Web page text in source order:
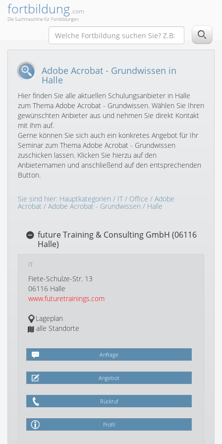
fortbildung.com
Die Suchmaschine für Fortbildungen
Adobe Acrobat - Grundwissen in
Halle
Hier finden Sie alle aktuellen Schulungsanbieter in Halle
zum Thema Adobe Acrobat - Grundwissen. Wählen Sie Ihren
gewünschten Anbieter aus und nehmen Sie direkt Kontakt
mit ihm auf.
Gerne können Sie sich auch ein konkretes Angebot für Ihr
Seminar zum Thema Adobe Acrobat - Grundwissen
zuschicken lassen. Klicken Sie hierzu auf den
Anbieternamen und anschließend auf den entsprechenden
Button.
Sie sind hier: Hauptkategorien / IT/ Office / Adobe
Acrobat / Adobe Acrobat - Grundwissen / Halle
future Training & Consulting GmbH (06116
Halle)
IT
Fiete-Schulze-Str. 13
06116 Halle
www.futuretrainings.com
Lageplan
alle Standorte
Anfrage
Angebot
Rückruf
Profil